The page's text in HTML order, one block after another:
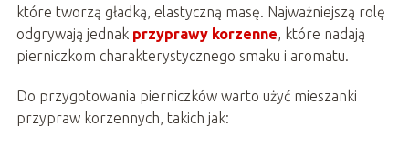
które tworzą gładką, elastyczną masę. Najważniejszą rolę
odgrywają jednak przyprawy korzenne , które nadają
pierniczkom charakterystycznego smaku i aromatu.
Do przygotowania pierniczków warto użyć mieszanki
przypraw korzennych, takich jak: